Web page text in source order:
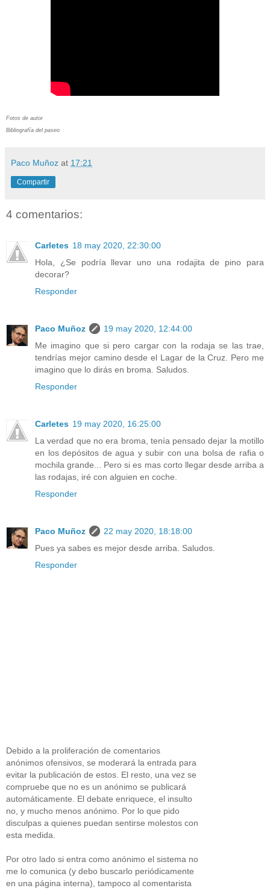
Fotos de autor
Bibliografía del paseo
Paco Muñoz at 17:21
Compartir
4 comentarios:
Carletes 18 may 2020, 22:30:00
Hola, ¿Se podría llevar uno una rodajita de pino para
decorar?
Responder
Paco Muñoz
19 may 2020, 12:44:00
Me imagino que si pero cargar con la rodaja se las trae,
tendrías mejor camino desde el Lagar de la Cruz. Pero me
imagino que lo dirás en broma. Saludos.
Responder
Carletes 19 may 2020, 16:25:00
La verdad que no era broma, tenía pensado dejar la motillo
en los depósitos de agua y subir con una bolsa de rafia o
mochila grande... Pero si es mas corto llegar desde arriba a
las rodajas, iré con alguien en coche.
Responder
Paco Muñoz
22 may 2020, 18:18:00
Pues ya sabes es mejor desde arriba. Saludos.
Responder
Debido a la proliferación de comentarios
anónimos ofensivos, se moderará la entrada para
evitar la publicación de estos. El resto, una vez se
compruebe que no es un anónimo se publicará
automáticamente. El debate enriquece, el insulto
no, y mucho menos anónimo. Por lo que pido
disculpas a quienes puedan sentirse molestos con
esta medida.
Por otro lado si entra como anónimo el sistema no
me lo comunica (y debo buscarlo periódicamente
en una página interna), tampoco al comentarista